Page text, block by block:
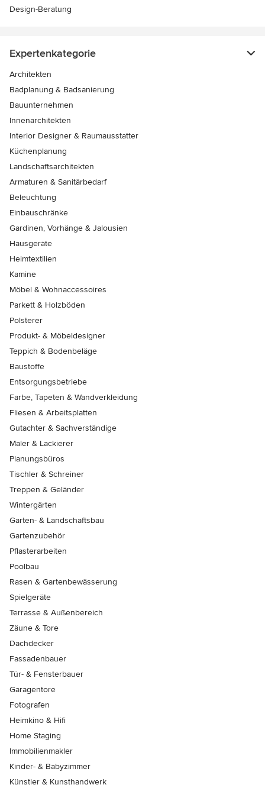
Design-Beratung
Expertenkategorie
Architekten
Badplanung & Badsanierung
Bauunternehmen
Innenarchitekten
Interior Designer & Raumausstatter
Küchenplanung
Landschaftsarchitekten
Armaturen & Sanitärbedarf
Beleuchtung
Einbauschränke
Gardinen, Vorhänge & Jalousien
Hausgeräte
Heimtextilien
Kamine
Möbel & Wohnaccessoires
Parkett & Holzböden
Polsterer
Produkt- & Möbeldesigner
Teppich & Bodenbeläge
Baustoffe
Entsorgungsbetriebe
Farbe, Tapeten & Wandverkleidung
Fliesen & Arbeitsplatten
Gutachter & Sachverständige
Maler & Lackierer
Planungsbüros
Tischler & Schreiner
Treppen & Geländer
Wintergärten
Garten- & Landschaftsbau
Gartenzubehör
Pflasterarbeiten
Poolbau
Rasen & Gartenbewässerung
Spielgeräte
Terrasse & Außenbereich
Zäune & Tore
Dachdecker
Fassadenbauer
Tür- & Fensterbauer
Garagentore
Fotografen
Heimkino & Hifi
Home Staging
Immobilienmakler
Kinder- & Babyzimmer
Künstler & Kunsthandwerk